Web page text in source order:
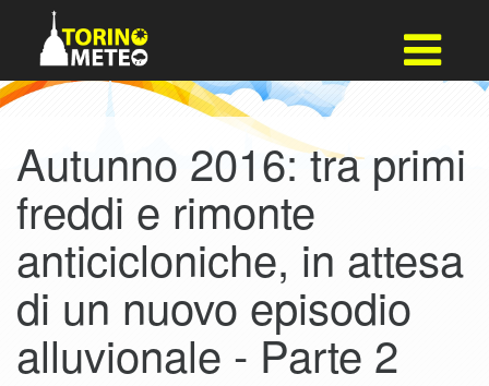
Autunno 2016: tra primi
freddi e rimonte
anticicloniche, in attesa
di un nuovo episodio
alluvionale - Parte 2